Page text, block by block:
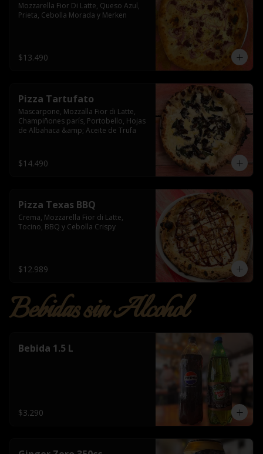
Mozzarella Fior Di Latte, Queso Azul,
Prieta, Cebolla Morada y Merken
$13.490
Pizza Tartufato
Mascarpone, Mozzalla Fior di Latte,
Champiñones parís, Portobello, Hojas
de Albahaca &amp; Aceite de Trufa
$14.490
Pizza Texas BBQ
Crema, Mozzarella Fior di Latte,
Tocino, BBQ y Cebolla Crispy
$12.989
Bebidas sin Alcohol
Bebida 1.5 L
$3.290